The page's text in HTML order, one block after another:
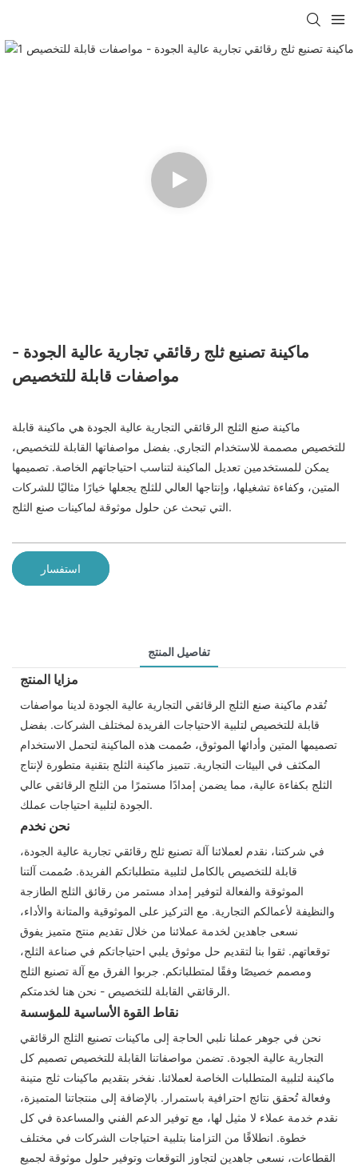
ماكينة تصنيع ثلج رقائقي تجارية عالية الجودة -
مواصفات قابلة للتخصيص
ماكينة صنع الثلج الرقائقي التجارية عالية الجودة هي ماكينة قابلة
للتخصيص مصممة للاستخدام التجاري. بفضل مواصفاتها القابلة للتخصيص،
يمكن للمستخدمين تعديل الماكينة لتناسب احتياجاتهم الخاصة. تصميمها
المتين، وكفاءة تشغيلها، وإنتاجها العالي للثلج يجعلها خيارًا مثاليًا للشركات
التي تبحث عن حلول موثوقة لماكينات صنع الثلج.
استفسار
تفاصيل المنتج
مزايا المنتج
تُقدم ماكينة صنع الثلج الرقائقي التجارية عالية الجودة لدينا مواصفات
قابلة للتخصيص لتلبية الاحتياجات الفريدة لمختلف الشركات. بفضل
تصميمها المتين وأدائها الموثوق، صُممت هذه الماكينة لتحمل الاستخدام
المكثف في البيئات التجارية. تتميز ماكينة الثلج بتقنية متطورة لإنتاج
الثلج بكفاءة عالية، مما يضمن إمدادًا مستمرًا من الثلج الرقائقي عالي
الجودة لتلبية احتياجات عملك.
نحن نخدم
في شركتنا، نقدم لعملائنا آلة تصنيع ثلج رقائقي تجارية عالية الجودة،
قابلة للتخصيص بالكامل لتلبية متطلباتكم الفريدة. صُممت آلتنا
الموثوقة والفعالة لتوفير إمداد مستمر من رقائق الثلج الطازجة
والنظيفة لأعمالكم التجارية. مع التركيز على الموثوقية والمتانة والأداء،
نسعى جاهدين لخدمة عملائنا من خلال تقديم منتج متميز يفوق
توقعاتهم. ثقوا بنا لتقديم حل موثوق يلبي احتياجاتكم في صناعة الثلج،
ومصمم خصيصًا وفقًا لمتطلباتكم. جربوا الفرق مع آلة تصنيع الثلج
الرقائقي القابلة للتخصيص - نحن هنا لخدمتكم.
نقاط القوة الأساسية للمؤسسة
نحن في جوهر عملنا نلبي الحاجة إلى ماكينات تصنيع الثلج الرقائقي
التجارية عالية الجودة. تضمن مواصفاتنا القابلة للتخصيص تصميم كل
ماكينة لتلبية المتطلبات الخاصة لعملائنا. نفخر بتقديم ماكينات ثلج متينة
وفعالة تُحقق نتائج احترافية باستمرار. بالإضافة إلى منتجاتنا المتميزة،
نقدم خدمة عملاء لا مثيل لها، مع توفير الدعم الفني والمساعدة في كل
خطوة. انطلاقًا من التزامنا بتلبية احتياجات الشركات في مختلف
القطاعات، نسعى جاهدين لتجاوز التوقعات وتوفير حلول موثوقة لجميع